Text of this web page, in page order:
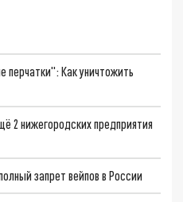
перчатки": Как уничтожить
2 нижегородских предприятия
запрет вейпов в России